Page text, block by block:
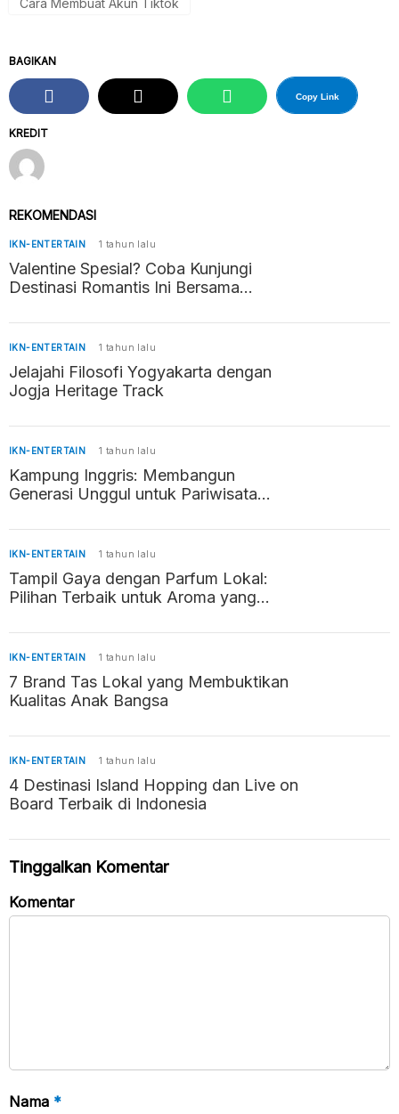
Cara Membuat Akun Tiktok
KREDIT
BAGIKAN
Copy Link
REKOMENDASI
IKN-ENTERTAIN 1 tahun lalu
Valentine Spesial? Coba Kunjungi
Destinasi Romantis Ini Bersama
IKN-ENTERTAIN 1 tahun lalu
Jelajahi Filosofi Yogyakarta dengan
Jogja Heritage Track
IKN-ENTERTAIN 1 tahun lalu
Kampung Inggris: Membangun
Generasi Unggul untuk Pariwisata
IKN-ENTERTAIN 1 tahun lalu
Tampil Gaya dengan Parfum Lokal:
Pilihan Terbaik untuk Aroma yang
IKN-ENTERTAIN 1 tahun lalu
7 Brand Tas Lokal yang Membuktikan
Kualitas Anak Bangsa
IKN-ENTERTAIN 1 tahun lalu
4 Destinasi Island Hopping dan Live on
Board Terbaik di Indonesia
Tinggalkan Komentar
Komentar
Nama *